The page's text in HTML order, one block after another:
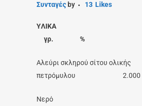
Συνταγές by 13 Likes
γρ. %
Αλεύρι σκληρού σίτου ολικής
πετρόμυλου
Νερό